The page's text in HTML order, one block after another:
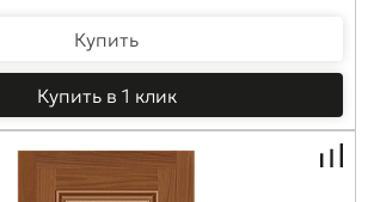
Купить
Купить в 1 клик